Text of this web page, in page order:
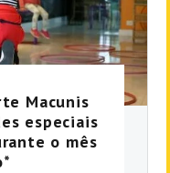
Macunis
especiais
o mês